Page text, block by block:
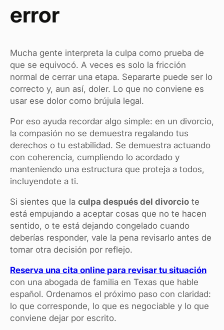
error
Mucha gente interpreta la culpa como prueba de
que se equivocó. A veces es solo la fricción
normal de cerrar una etapa. Separarte puede ser lo
correcto y, aun así, doler. Lo que no conviene es
usar ese dolor como brújula legal.
Por eso ayuda recordar algo simple: en un divorcio,
la compasión no se demuestra regalando tus
derechos o tu estabilidad. Se demuestra actuando
con coherencia, cumpliendo lo acordado y
manteniendo una estructura que proteja a todos,
incluyendote a ti.
Si sientes que la culpa después del divorcio te
está empujando a aceptar cosas que no te hacen
sentido, o te está dejando congelado cuando
deberías responder, vale la pena revisarlo antes de
tomar otra decisión por reflejo.
Reserva una cita online para revisar tu situación
con una abogada de familia en Texas que hable
español. Ordenamos el próximo paso con claridad:
lo que corresponde, lo que es negociable y lo que
conviene dejar por escrito.